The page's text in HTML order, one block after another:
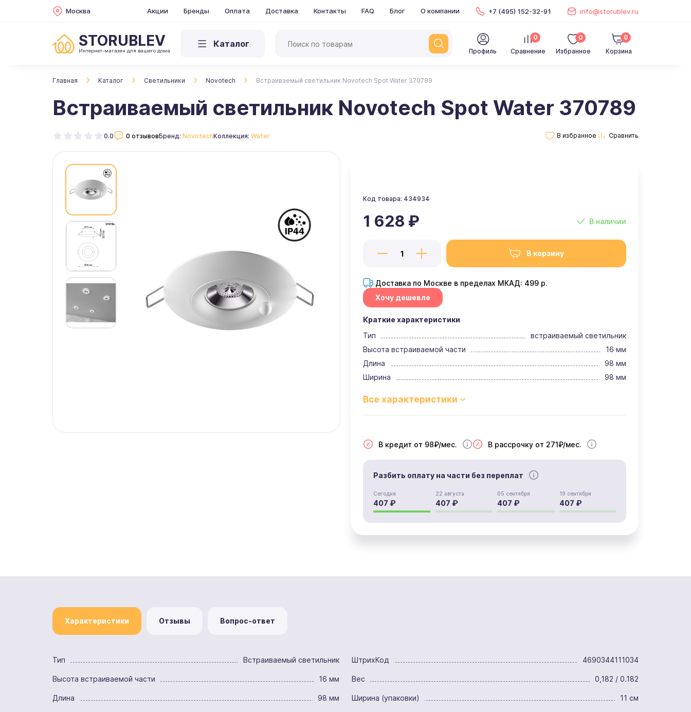
Москва Акции Бренды Оплата Доставка Контакты FAQ Блог О компании +7 (495) 152-32-91 info@storublev.ru
STORUBLEV
Интернет-магазин для вашего дома
Каталог
Профиль Сравнение
0
Избранное
0
Корзина
0
Главная Каталог Светильники Novotech Встраиваемый светильник Novotech Spot Water 370789
Встраиваемый светильник Novotech Spot Water 370789
0.0 0 отзывовБренд: NovotechКоллекция: Water
Код товара: 434934
В наличии
1 628 ₽
В корзину
Доставка по Москве в пределах МКАД: 499 р.
Хочу дешевле
Краткие характеристики
Тип
встраиваемый светильник
Высота встраиваемой части
16 мм
Длина
98 мм
Ширина
98 мм
В кредит от 98₽/мес. В рассрочку от 271₽/мес.
Разбить оплату на части без переплат
Сегодня
407 ₽
22 августа
407 ₽
05 сентября
407 ₽
19 сентября
407 ₽
Характеристики Отзывы Вопрос-ответ
Тип Встраиваемый светильник
Высота встраиваемой части 16 мм
Длина 98 мм
ШтрихКод 4690344111034
Вес 0,182 / 0.182
Ширина (упаковки) 11 см